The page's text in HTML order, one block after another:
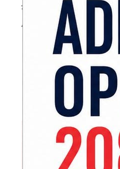
सम्हाल्न आनाकानी गर्ने
ADVERTISEMENT